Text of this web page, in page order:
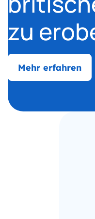
zu
Mehr erfahren